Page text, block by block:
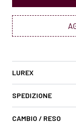
LUREX
SPEDIZIONE
CAMBIO / RESO